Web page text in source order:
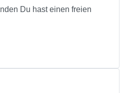
Du hast einen freien